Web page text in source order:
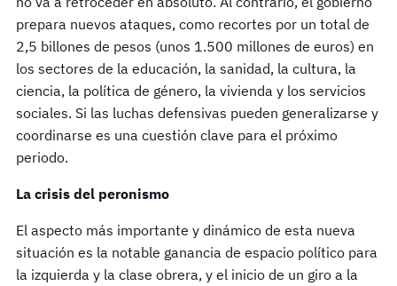
prepara nuevos ataques, como recortes por un total de
2,5 billones de pesos (unos 1.500 millones de euros) en
los sectores de la educación, la sanidad, la cultura, la
ciencia, la política de género, la vivienda y los servicios
sociales. Si las luchas defensivas pueden generalizarse y
coordinarse es una cuestión clave para el próximo
periodo.
La crisis del peronismo
El aspecto más importante y dinámico de esta nueva
situación es la notable ganancia de espacio político para
la izquierda y la clase obrera, y el inicio de un giro a la